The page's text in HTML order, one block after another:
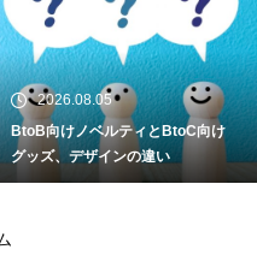
ムを売りたい人は
|商品写真の撮影ガ
ー活動を「副業」か
にする道のり
2026.08.05
BtoB向けノベルティとBtoC向け
グッズ、デザインの違い